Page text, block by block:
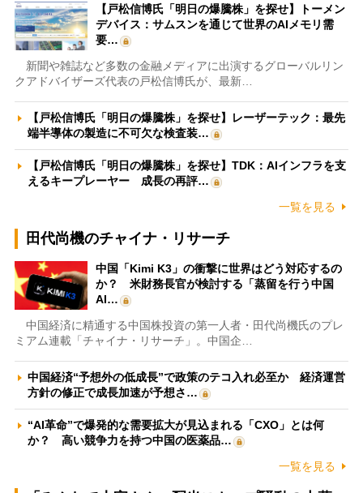
【戸松信博氏「明日の爆騰株」を探せ】トーメン
デバイス：サムスンを通じて世界のAIメモリ需
要…
新聞や雑誌など多数の金融メディアに出演するグローバルリン
クアドバイザーズ代表の戸松信博氏が、最新…
【戸松信博氏「明日の爆騰株」を探せ】レーザーテック：最先
端半導体の製造に不可欠な検査装…
【戸松信博氏「明日の爆騰株」を探せ】TDK：AIインフラを支
えるキープレーヤー 成長の再評…
一覧を見る
田代尚機のチャイナ・リサーチ
中国「Kimi K3」の衝撃に世界はどう対応するの
か？ 米財務長官が検討する「蒸留を行う中国
AI…
中国経済に精通する中国株投資の第一人者・田代尚機氏のプレ
ミアム連載「チャイナ・リサーチ」。中国企…
中国経済“予想外の低成長”で政策のテコ入れ必至か 経済運営
方針の修正で成長加速が予想さ…
“AI革命”で爆発的な需要拡大が見込まれる「CXO」とは何
か？ 高い競争力を持つ中国の医薬品…
一覧を見る